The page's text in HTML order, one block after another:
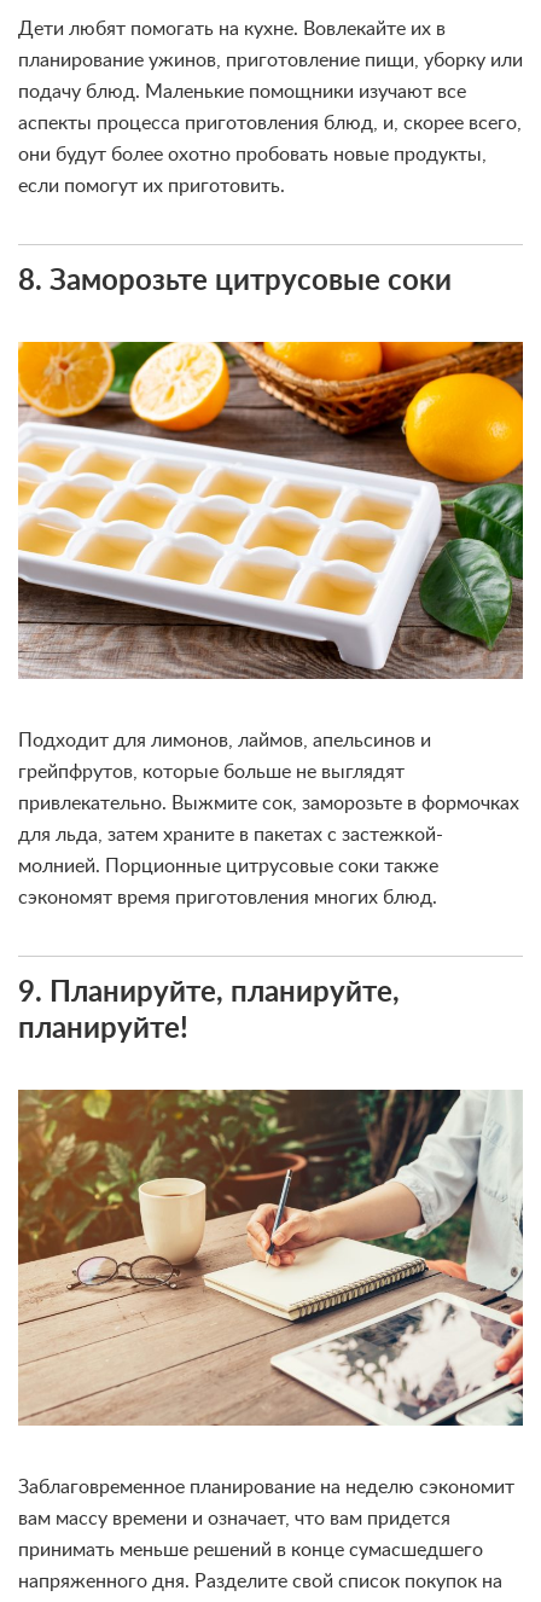
Дети любят помогать на кухне. Вовлекайте их в
планирование ужинов, приготовление пищи, уборку или
подачу блюд. Маленькие помощники изучают все
аспекты процесса приготовления блюд, и, скорее всего,
они будут более охотно пробовать новые продукты,
если помогут их приготовить.
8. Заморозьте цитрусовые соки
Подходит для лимонов, лаймов, апельсинов и
грейпфрутов, которые больше не выглядят
привлекательно. Выжмите сок, заморозьте в формочках
для льда, затем храните в пакетах с застежкой-
молнией. Порционные цитрусовые соки также
сэкономят время приготовления многих блюд.
9. Планируйте, планируйте,
планируйте!
Заблаговременное планирование на неделю сэкономит
вам массу времени и означает, что вам придется
принимать меньше решений в конце сумасшедшего
напряженного дня. Разделите свой список покупок на